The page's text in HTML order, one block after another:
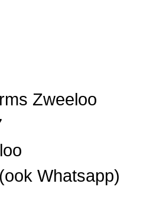
Zweeloo
Whatsapp)